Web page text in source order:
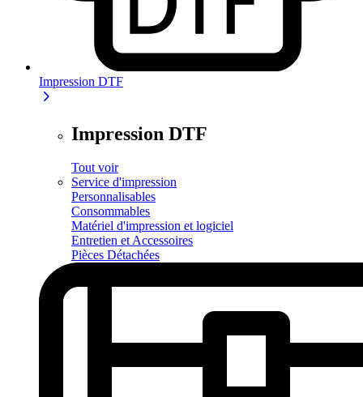
Impression DTF
Impression DTF
Tout voir
Service d'impression
Personnalisables
Consommables
Matériel d'impression et logiciel
Entretien et Accessoires
Pièces Détachées